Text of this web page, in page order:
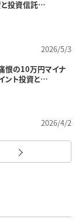
と投資信託…
2026/5/3
恨の10万円マイナ
ント投資と…
2026/4/2